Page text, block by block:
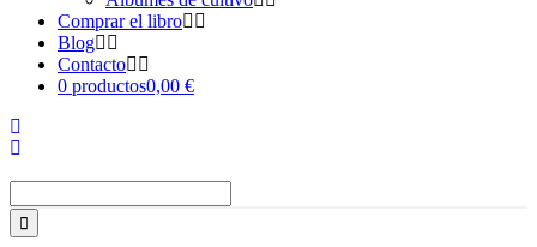
Comprar el libro
Blog
Contacto
0 productos0,00 €